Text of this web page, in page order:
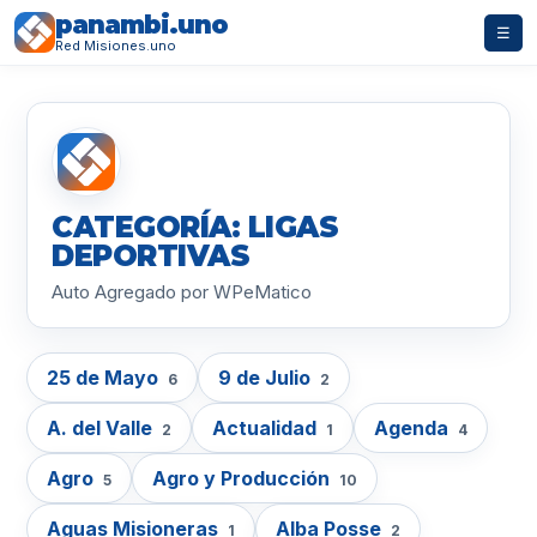
panambi.uno
Red Misiones.uno
☰
CATEGORÍA: LIGAS
DEPORTIVAS
Auto Agregado por WPeMatico
25 de Mayo 6 9 de Julio 2
A. del Valle 2 Actualidad 1 Agenda 4
Agro 5 Agro y Producción 10
Aguas Misioneras 1 Alba Posse 2